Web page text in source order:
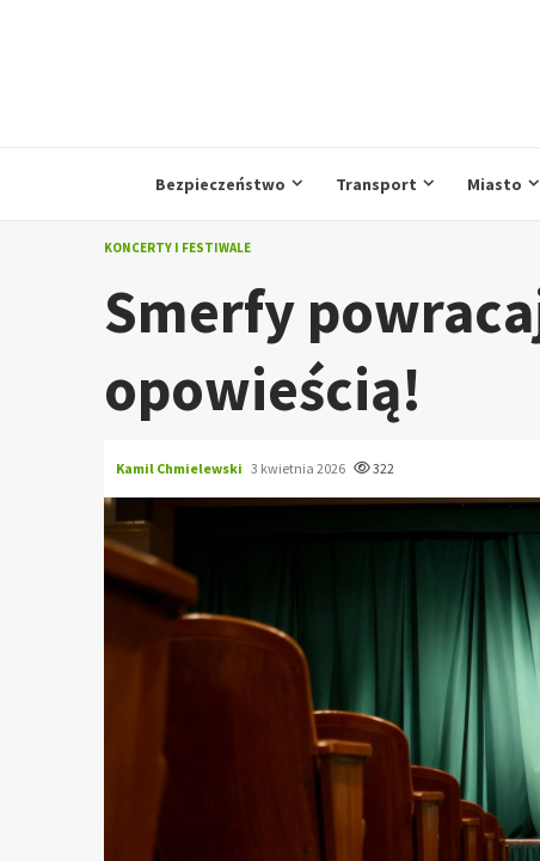
Bezpieczeństwo Transport Miasto
KONCERTY I FESTIWALE
Smerfy
opowieścią!
Kamil Chmielewski 3 kwietnia 2026 322